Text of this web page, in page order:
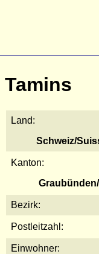
Tamins
Land:
Schweiz/
Kanton:
Bezirk:
Postleitzahl:
Einwohner: